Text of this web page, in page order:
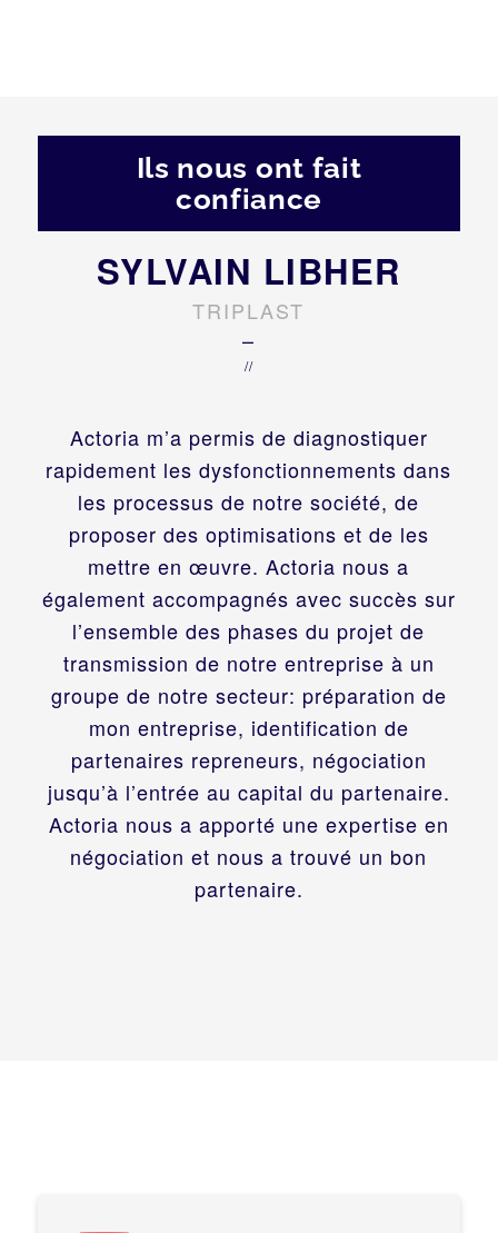
Ils nous ont fait
confiance
Actoria m’a permis de diagnostiquer
rapidement les dysfonctionnements dans
les processus de notre société, de
proposer des optimisations et de les
mettre en œuvre. Actoria nous a
également accompagnés avec succès sur
l’ensemble des phases du projet de
transmission de notre entreprise à un
groupe de notre secteur: préparation de
mon entreprise, identification de
partenaires repreneurs, négociation
jusqu’à l’entrée au capital du partenaire.
Actoria nous a apporté une expertise en
négociation et nous a trouvé un bon
partenaire.
SYLVAIN LIBHER
TRIPLAST
–
//